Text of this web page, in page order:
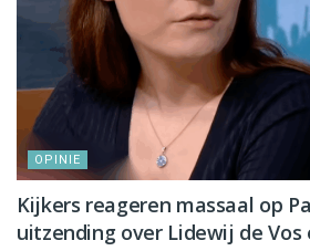
OPINIE
Kijkers reageren massaal op
uitzending over Lidewij de Vos